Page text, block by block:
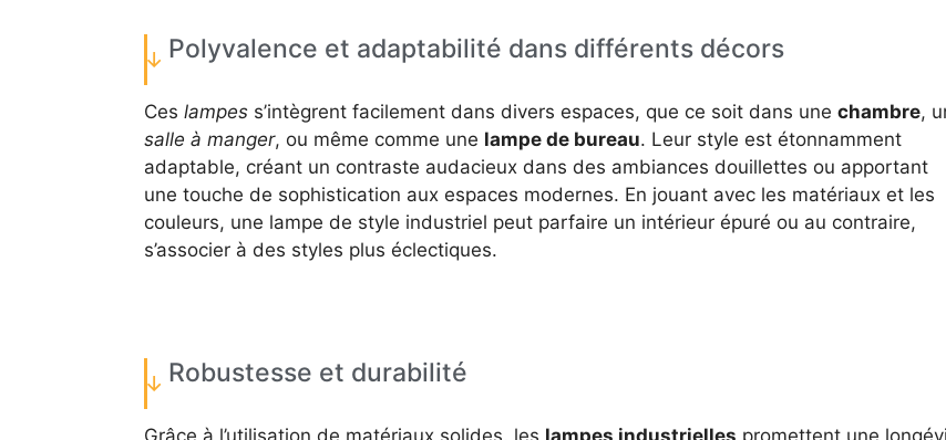
Polyvalence et adaptabilité dans différents décors
Ces lampess’intègrent facilement dans divers espaces, que ce soit dans une chambre,
salle à manger, ou même comme une lampe de bureau. Leur style est étonnamment
adaptable, créant un contraste audacieux dans des ambiances douillettes ou apportant
une touche de sophistication aux espaces modernes. En jouant avec les matériaux et les
couleurs, une lampe de style industriel peut parfaire un intérieur épuré ou au contraire,
s’associer à des styles plus éclectiques.
Robustesse et durabilité
Grâce à l’utilisation de matériaux solides, les lampes industrielles promettent une